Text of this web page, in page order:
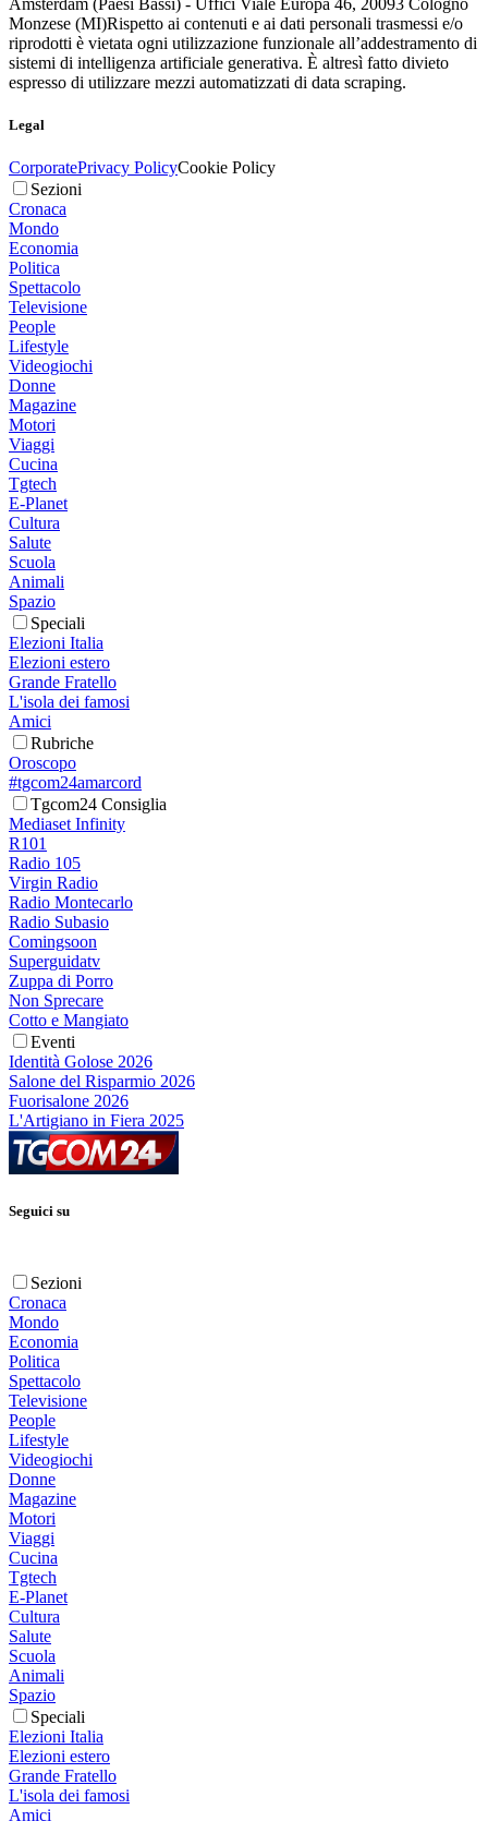
Monzese (MI)Rispetto ai contenuti e ai dati personali trasmessi e/o
riprodotti è vietata ogni utilizzazione funzionale all’addestramento di
sistemi di intelligenza artificiale generativa. È altresì fatto divieto
espresso di utilizzare mezzi automatizzati di data scraping.
Legal
CorporatePrivacy PolicyCookie Policy
Sezioni
Cronaca
Mondo
Economia
Politica
Spettacolo
Televisione
People
Lifestyle
Videogiochi
Donne
Magazine
Motori
Viaggi
Cucina
Tgtech
E-Planet
Cultura
Salute
Scuola
Animali
Spazio
Speciali
Elezioni Italia
Elezioni estero
Grande Fratello
L'isola dei famosi
Amici
Rubriche
Oroscopo
#tgcom24amarcord
Tgcom24 Consiglia
Mediaset Infinity
R101
Radio 105
Virgin Radio
Radio Montecarlo
Radio Subasio
Comingsoon
Superguidatv
Zuppa di Porro
Non Sprecare
Cotto e Mangiato
Eventi
Identità Golose 2026
Salone del Risparmio 2026
Fuorisalone 2026
L'Artigiano in Fiera 2025
Seguici su
Sezioni
Cronaca
Mondo
Economia
Politica
Spettacolo
Televisione
People
Lifestyle
Videogiochi
Donne
Magazine
Motori
Viaggi
Cucina
Tgtech
E-Planet
Cultura
Salute
Scuola
Animali
Spazio
Speciali
Elezioni Italia
Elezioni estero
Grande Fratello
L'isola dei famosi
Amici